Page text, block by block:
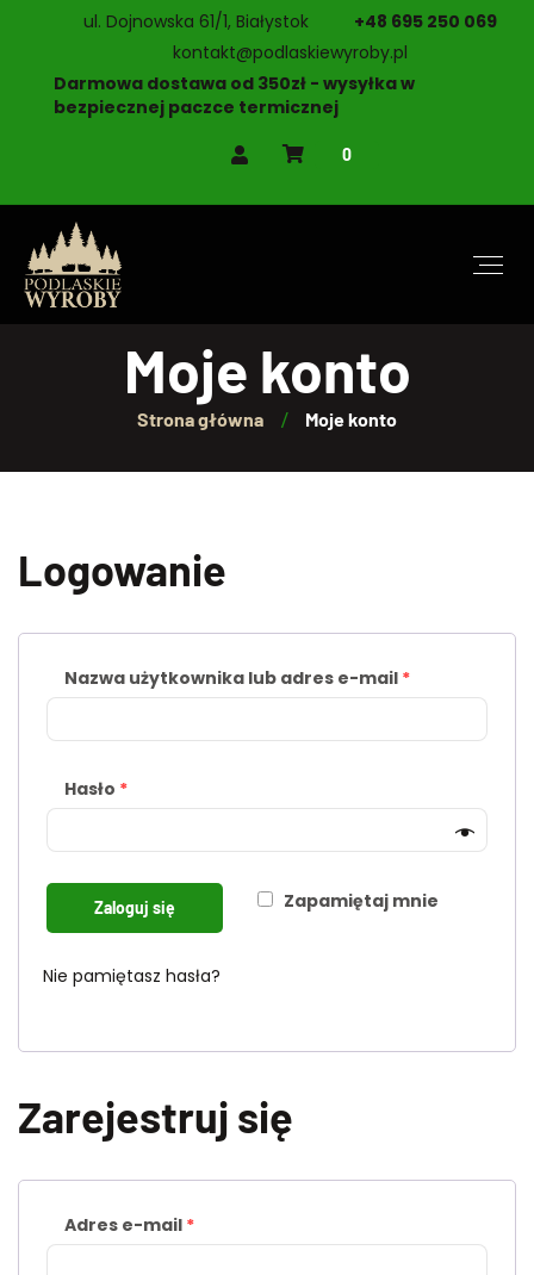
ul. Dojnowska 61/1, Białystok
+48 695 250 069
kontakt@podlaskiewyroby.pl
Darmowa dostawa od 350zł - wysyłka w
bezpiecznej paczce termicznej
0
Moje konto
Strona główna Moje konto
Logowanie
Nazwa użytkownika lub adres e-mail *
Hasło *
Zapamiętaj mnie
Zaloguj się
Nie pamiętasz hasła?
Zarejestruj się
Adres e-mail *